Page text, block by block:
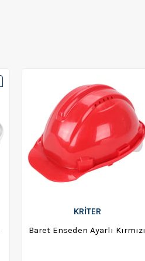
KRİTER
Baret Enseden Ayarlı Kırmızı